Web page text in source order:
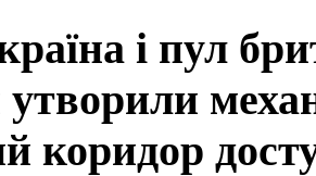
і пул
коридор